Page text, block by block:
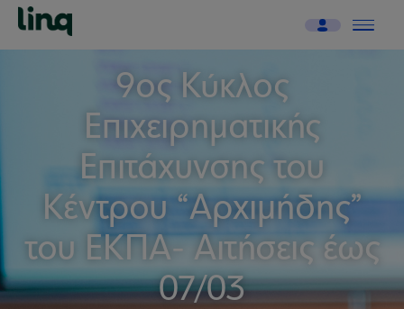
9ος Κύκλος
Επιχειρηματικής
Επιτάχυνσης του
Κέντρου “Αρχιμήδης”
του ΕΚΠΑ- Αιτήσεις έως
07/03